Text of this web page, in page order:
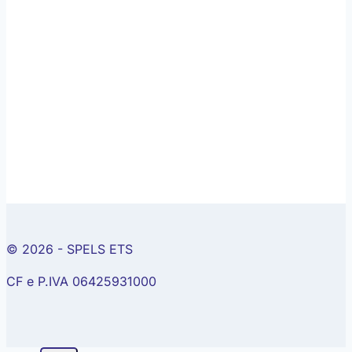
© 2026 - SPELS ETS
CF e P.IVA 06425931000